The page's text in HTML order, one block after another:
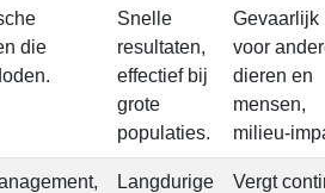
die
Snelle
resultaten,
effectief bij
grote
populaties.
Gevaarlijk
voor
dieren en
mensen,
milieu-
Langdurige
Vergt